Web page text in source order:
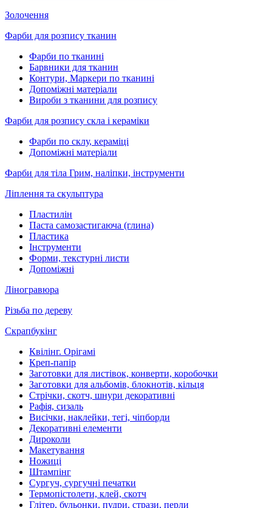
Золочення
Фарби для розпису тканин
Фарби по тканині
Барвники для тканин
Контури, Маркери по тканині
Допоміжні матеріали
Вироби з тканини для розпису
Фарби для розпису скла і кераміки
Фарби по склу, кераміці
Допоміжні матеріали
Фарби для тіла Грим, наліпки, інструменти
Ліплення та скульптура
Пластилін
Паста самозастигаюча (глина)
Пластика
Інструменти
Форми, текстурні листи
Допоміжні
Ліногравюра
Різьба по дереву
Скрапбукінг
Квілінг. Орігамі
Креп-папір
Заготовки для листівок, конверти, коробочки
Заготовки для альбомів, блокнотів, кільця
Стрічки, скотч, шнури декоративні
Рафія, сизаль
Висічки, наклейки, тегі, чіпборди
Декоративні елементи
Дироколи
Макетування
Ножиці
Штампінг
Сургуч, сургучні печатки
Термопістолети, клей, скотч
Глітер, бульонки, пудри, стрази, перли